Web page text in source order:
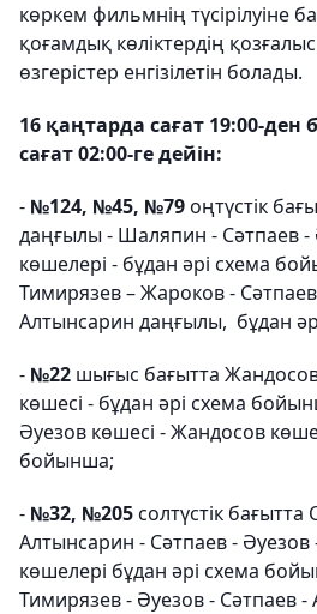
көркем фильмнің түсірілуіне
қоғамдық көліктердің
өзгерістер енгізілетін болады.
16 қаңтарда сағат 19:00-ден
сағат 02:00-ге дейін:
- №124, №45, №79оңтүстік
даңғылы - Шаляпин - Сәтпаев -
көшелері - бұдан әрі схема
Тимирязев – Жароков -
Алтынсарин даңғылы, бұдан
- №22 шығыс бағытта
көшесі - бұдан әрі схема
Әуезов көшесі - Жандосов
бойынша;
- №32, №205солтүстік
Алтынсарин - Сәтпаев - Әуезов
көшелері бұдан әрі схема
Тимирязев - Әуезов - Сәтпаев